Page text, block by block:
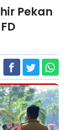
Pekan